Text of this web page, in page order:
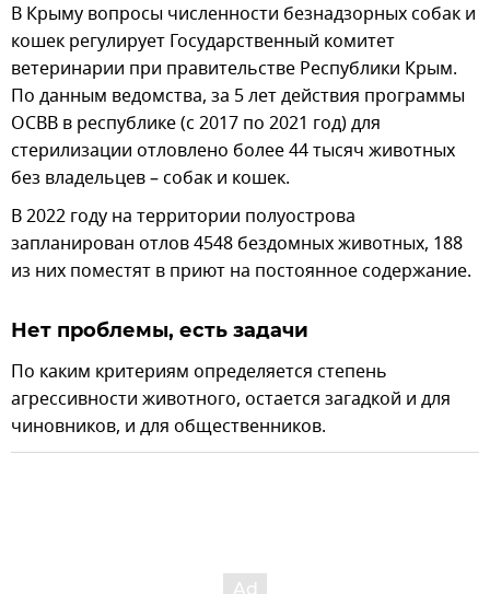
В Крыму вопросы численности безнадзорных собак и
кошек регулирует Государственный комитет
ветеринарии при правительстве Республики Крым.
По данным ведомства, за 5 лет действия программы
ОСВВ в республике (с 2017 по 2021 год) для
стерилизации отловлено более 44 тысяч животных
без владельцев – собак и кошек.
В 2022 году на территории полуострова
запланирован отлов 4548 бездомных животных, 188
из них поместят в приют на постоянное содержание.
Нет проблемы, есть задачи
По каким критериям определяется степень
агрессивности животного, остается загадкой и для
чиновников, и для общественников.